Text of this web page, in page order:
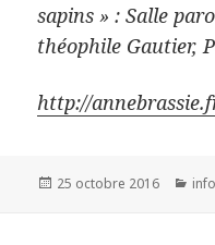
sapins » : Salle
théophile Gautier,
http://
Publié
25 octobre 2016